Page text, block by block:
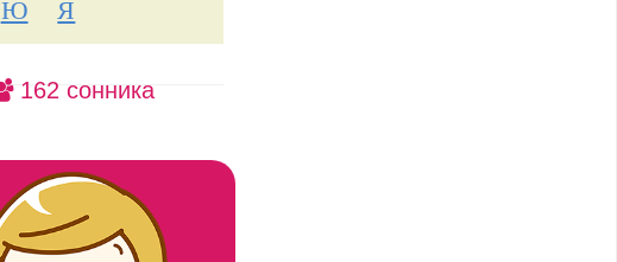
Ю Я
162 сонника